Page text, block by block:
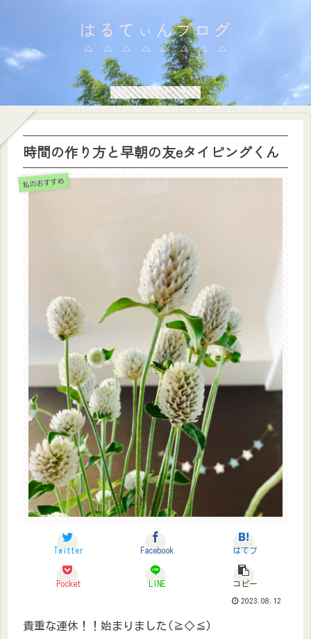
はるてぃんブログ
身体にも心にも優しい生活
時間の作り方と早朝の友eタイピングくん
私のおすすめ
Twitter Facebook はてブ
Pocket LINE コピー
2023.08.12
貴重な連休！！始まりました(≧◇≦)